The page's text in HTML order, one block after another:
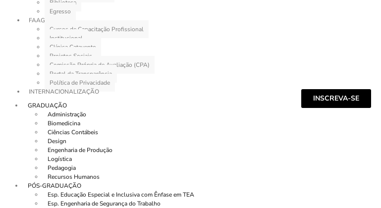
Biblioteca
Egresso
FAAG
Cursos de Capacitação Profissional
Institucional
Clínica Catavento
Projetos Sociais
Comissão Própria de Avaliação (CPA)
Portal da Transparência
Política de Privacidade
INTERNACIONALIZAÇÃO
GRADUAÇÃO
Administração
Biomedicina
Ciências Contábeis
Design
Engenharia de Produção
Logística
Pedagogia
Recursos Humanos
PÓS-GRADUAÇÃO
Esp. Educação Especial e Inclusiva com Ênfase em TEA
Esp. Engenharia de Segurança do Trabalho
INSCREVA-SE